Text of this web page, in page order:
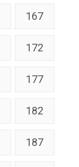
167
172
177
182
187